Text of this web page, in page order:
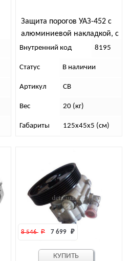
Защита порогов УАЗ-452 с
алюминиевой накладкой, с
защитой бензобаков
Внутренний код 8195
Статус В наличии
Артикул СВ
Вес 20 (кг)
Габариты 125х45х5 (см)
8 546 ₽ 7 699 ₽
КУПИТЬ